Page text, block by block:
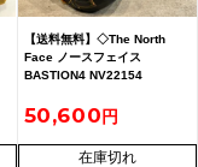
【送料無料】◇The North
Face ノースフェイス
BASTION4 NV22154
50,600
在庫切れ